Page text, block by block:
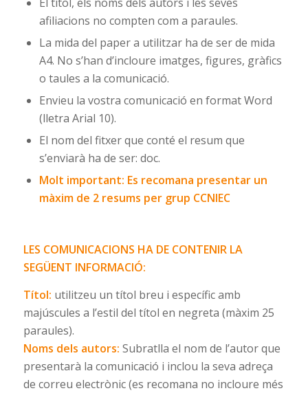
afiliacions no compten com a paraules.
La mida del paper a utilitzar ha de ser de mida
A4. No s’han d’incloure imatges, figures, gràfics
o taules a la comunicació.
Envieu la vostra comunicació en format Word
(lletra Arial 10).
El nom del fitxer que conté el resum que
s’enviarà ha de ser: doc.
Molt important: Es recomana presentar un
màxim de 2 resums per grup CCNIEC
LES COMUNICACIONS HA DE CONTENIR LA
SEGÜENT INFORMACIÓ:
Títol: utilitzeu un títol breu i específic amb
majúscules a l’estil del títol en negreta (màxim 25
paraules).
Noms dels autors: Subratlla el nom de l’autor que
presentarà la comunicació i inclou la seva adreça
de correu electrònic (es recomana no incloure més